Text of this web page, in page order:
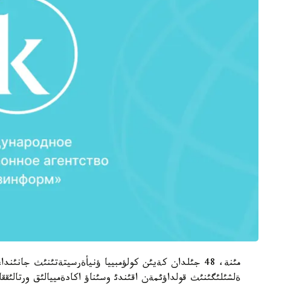
مئنة، 48 جئلدان كةيئن كولؤمبييا ؤنيأةرسيتةتئنئث
ةلشئلئگئنئث قولداؤئمةن اقئندئ وسئناؤ اكادةمييالئق